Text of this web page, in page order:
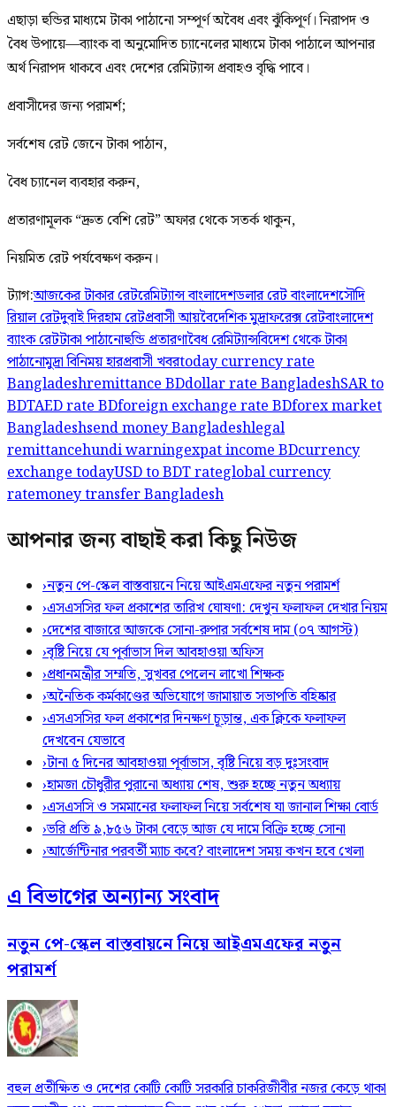
এছাড়া হুন্ডির মাধ্যমে টাকা পাঠানো সম্পূর্ণ অবৈধ এবং ঝুঁকিপূর্ণ। নিরাপদ ও
বৈধ উপায়ে—ব্যাংক বা অনুমোদিত চ্যানেলের মাধ্যমে টাকা পাঠালে আপনার
অর্থ নিরাপদ থাকবে এবং দেশের রেমিট্যান্স প্রবাহও বৃদ্ধি পাবে।
প্রবাসীদের জন্য পরামর্শ;
সর্বশেষ রেট জেনে টাকা পাঠান,
বৈধ চ্যানেল ব্যবহার করুন,
প্রতারণামূলক “দ্রুত বেশি রেট” অফার থেকে সতর্ক থাকুন,
নিয়মিত রেট পর্যবেক্ষণ করুন।
ট্যাগ:আজকের টাকার রেটরেমিট্যান্স বাংলাদেশডলার রেট বাংলাদেশসৌদি
রিয়াল রেটদুবাই দিরহাম রেটপ্রবাসী আয়বৈদেশিক মুদ্রাফরেক্স রেটবাংলাদেশ
ব্যাংক রেটটাকা পাঠানোহুন্ডি প্রতারণাবৈধ রেমিট্যান্সবিদেশ থেকে টাকা
পাঠানোমুদ্রা বিনিময় হারপ্রবাসী খবরtoday currency rate
Bangladeshremittance BDdollar rate BangladeshSAR to
BDTAED rate BDforeign exchange rate BDforex market
Bangladeshsend money Bangladeshlegal
remittancehundi warningexpat income BDcurrency
exchange todayUSD to BDT rateglobal currency
ratemoney transfer Bangladesh
আপনার জন্য বাছাই করা কিছু নিউজ
›নতুন পে-স্কেল বাস্তবায়নে নিয়ে আইএমএফের নতুন পরামর্শ
›এসএসসির ফল প্রকাশের তারিখ ঘোষণা: দেখুন ফলাফল দেখার নিয়ম
›দেশের বাজারে আজকে সোনা-রুপার সর্বশেষ দাম (০৭ আগস্ট)
›বৃষ্টি নিয়ে যে পূর্বাভাস দিল আবহাওয়া অফিস
›প্রধানমন্ত্রীর সম্মতি, সুখবর পেলেন লাখো শিক্ষক
›অনৈতিক কর্মকাণ্ডের অভিযোগে জামায়াত সভাপতি বহিষ্কার
›এসএসসির ফল প্রকাশের দিনক্ষণ চূড়ান্ত, এক ক্লিকে ফলাফল
দেখবেন যেভাবে
›টানা ৫ দিনের আবহাওয়া পূর্বাভাস, বৃষ্টি নিয়ে বড় দুঃসংবাদ
›হামজা চৌধুরীর পুরানো অধ্যায় শেষ, শুরু হচ্ছে নতুন অধ্যায়
›এসএসসি ও সমমানের ফলাফল নিয়ে সর্বশেষ যা জানাল শিক্ষা বোর্ড
›ভরি প্রতি ৯,৮৫৬ টাকা বেড়ে আজ যে দামে বিক্রি হচ্ছে সোনা
›আর্জেন্টিনার পরবর্তী ম্যাচ কবে? বাংলাদেশ সময় কখন হবে খেলা
এ বিভাগের অন্যান্য সংবাদ
নতুন পে-স্কেল বাস্তবায়নে নিয়ে আইএমএফের নতুন
পরামর্শ
বহুল প্রতীক্ষিত ও দেশের কোটি কোটি সরকারি চাকরিজীবীর নজর কেড়ে থাকা